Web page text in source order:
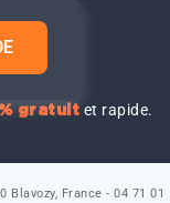
gratuit et rapide.
Blavozy, France - 04 71 01